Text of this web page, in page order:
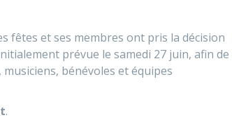
fêtes et ses membres ont pris la décision
prévue le samedi 27 juin, afin de
bénévoles et équipes
.